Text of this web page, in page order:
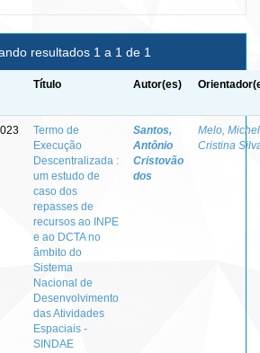
resultados 1 a 1 de 1
Título Autor(es)
Termo de
Execução
Descentralizada :
um estudo de
caso dos
repasses de
recursos ao INPE
e ao DCTA no
âmbito do
Sistema
Nacional de
Desenvolvimento
das Atividades
Espaciais -
SINDAE
Santos,
Antônio
Cristovão
dos
Melo,
Cristina